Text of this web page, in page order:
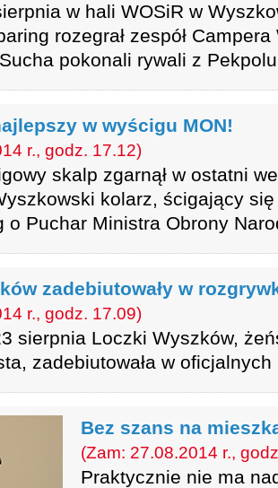
w hali WOSiR w
rozegrał zespół
pokonali rywali z
w wyścigu MON!
r., godz. 17.12)
skalp zgarnął w ostatni
kolarz, ścigający
o Puchar Ministra Obrony
zadebiutowały w
r., godz. 17.09)
sierpnia Loczki Wyszków,
zadebiutowała w
Bez szans na
(Zam: 27.08.2014 r.,
Praktycznie nie ma